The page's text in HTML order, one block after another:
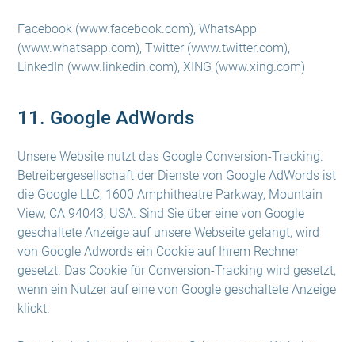
Facebook (www.facebook.com), WhatsApp
(www.whatsapp.com), Twitter (www.twitter.com),
LinkedIn (www.linkedin.com), XING (www.xing.com)
11. Google AdWords
Unsere Website nutzt das Google Conversion-Tracking.
Betreibergesellschaft der Dienste von Google AdWords ist
die Google LLC, 1600 Amphitheatre Parkway, Mountain
View, CA 94043, USA. Sind Sie über eine von Google
geschaltete Anzeige auf unsere Webseite gelangt, wird
von Google Adwords ein Cookie auf Ihrem Rechner
gesetzt. Das Cookie für Conversion-Tracking wird gesetzt,
wenn ein Nutzer auf eine von Google geschaltete Anzeige
klickt.